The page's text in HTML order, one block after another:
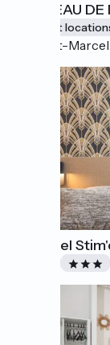
CHATEAU
Gîtes et
Saint-
Cit'Hotel